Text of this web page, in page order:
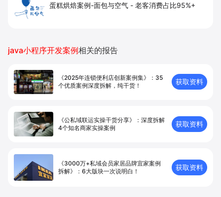
蛋糕烘焙案例-面包与空气 - 老客消费占比95%+
java小程序开发案例相关的报告
《2025年连锁便利店创新案例集》：35
个优质案例深度拆解，纯干货！
获取资料
《公私域联运实操干货分享》：深度拆解
4个知名商家实操案例
获取资料
《3000万+私域会员家居品牌宜家案例
拆解》：6大版块一次说明白！
获取资料